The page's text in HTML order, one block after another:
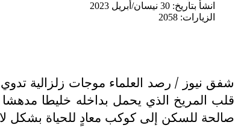
انشأ بتاريخ: 30 نيسان/أبريل 2023
الزيارات: 2058
شفق نيوز / رصد العلماء موجات زلزالية تدوي
قلب المريخ الذي يحمل بداخله خليطا
صالحة للسكن إلى كوكب معادٍ للحياة بشكل